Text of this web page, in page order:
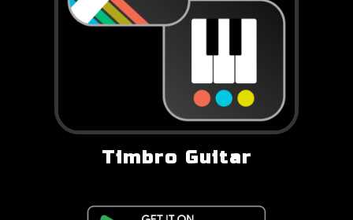
Timbro Guitar